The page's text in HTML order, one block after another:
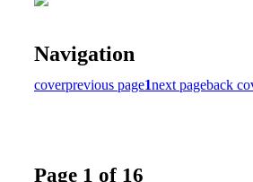
Navigation
coverprevious page1next pageback
Page 1 of 16